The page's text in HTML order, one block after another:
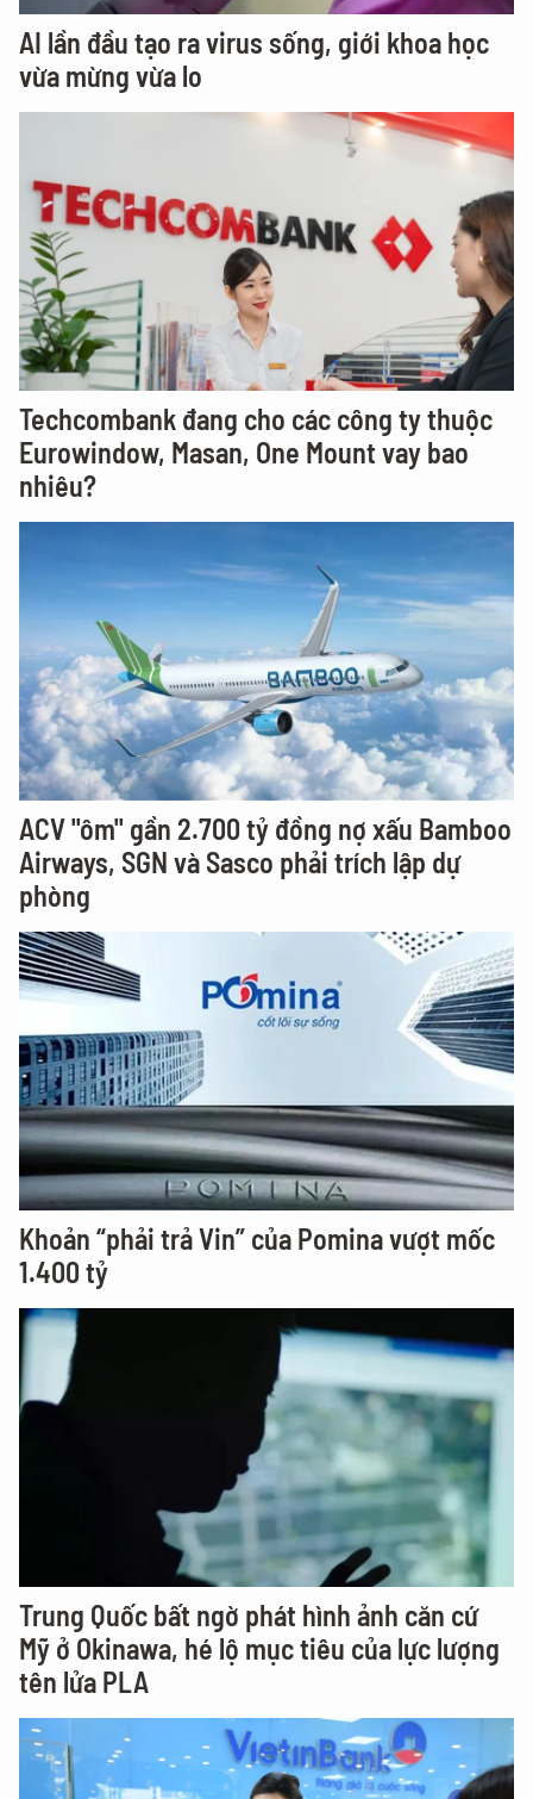
AI lần đầu tạo ra virus sống, giới khoa học
vừa mừng vừa lo
Techcombank đang cho các công ty thuộc
Eurowindow, Masan, One Mount vay bao
nhiêu?
ACV "ôm" gần 2.700 tỷ đồng nợ xấu Bamboo
Airways, SGN và Sasco phải trích lập dự
phòng
Khoản “phải trả Vin” của Pomina vượt mốc
1.400 tỷ
Trung Quốc bất ngờ phát hình ảnh căn cứ
Mỹ ở Okinawa, hé lộ mục tiêu của lực lượng
tên lửa PLA